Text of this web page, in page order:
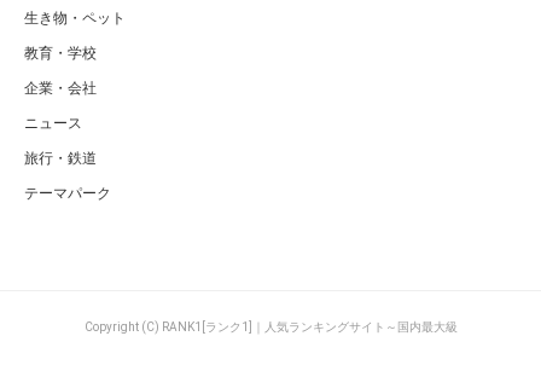
生き物・ペット
教育・学校
企業・会社
ニュース
旅行・鉄道
テーマパーク
Copyright (C) RANK1[ランク1]｜人気ランキングサイト～国内最大級